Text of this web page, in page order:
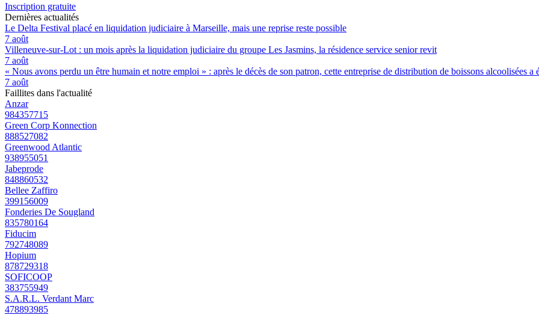
Inscription gratuite
Dernières actualités
Le Delta Festival placé en liquidation judiciaire à Marseille, mais une reprise reste possible
7 août
Villeneuve-sur-Lot : un mois après la liquidation judiciaire du groupe Les Jasmins, la résidence service senior revit
7 août
« Nous avons perdu un être humain et notre emploi » : après le décès de son patron, cette entreprise de distribution de boissons alcoolisées a
7 août
Faillites dans l'actualité
Anzar
984357715
Green Corp Konnection
888527082
Greenwood Atlantic
938955051
Jabeprode
848860532
Bellee Zaffiro
399156009
Fonderies De Sougland
835780164
Fiducim
792748089
Hopium
878729318
SOFICOOP
383755949
S.A.R.L. Verdant Marc
478893985